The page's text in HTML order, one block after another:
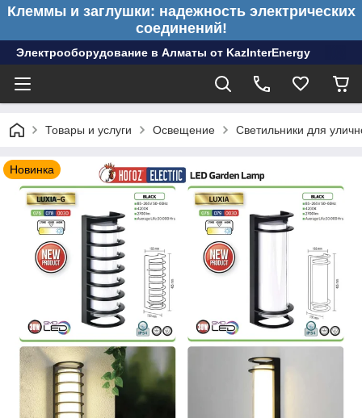
Клеммы и заглушки: надежность электрических
соединений!
Электрооборудование в Алматы от KazInterEnergy
Товары и услуги Освещение Светильники для
Новинка